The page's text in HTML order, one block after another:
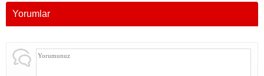
Yorumlar